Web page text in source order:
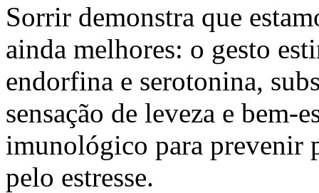
Sorrir demonstra que
ainda melhores: o gesto
endorfina e serotonina,
sensação de leveza e bem-
imunológico para prevenir
pelo estresse.